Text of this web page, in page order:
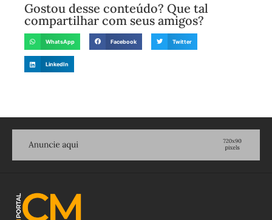
Gostou desse conteúdo? Que tal
compartilhar com seus amigos?
WhatsApp Facebook Twitter
LinkedIn